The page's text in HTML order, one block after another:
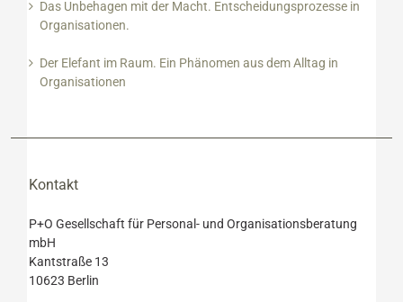
Das Unbehagen mit der Macht. Entscheidungsprozesse in
Organisationen.
Der Elefant im Raum. Ein Phänomen aus dem Alltag in
Organisationen
Kontakt
P+O Gesellschaft für Personal- und Organisationsberatung
mbH
Kantstraße 13
10623 Berlin